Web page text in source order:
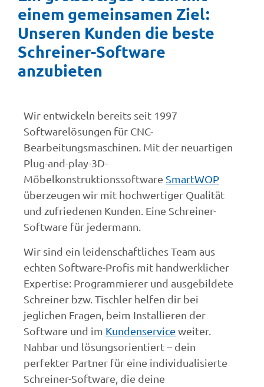
einem gemeinsamen Ziel:
Unseren Kunden die beste
Schreiner-Software
anzubieten
Wir entwickeln bereits seit 1997
Softwarelösungen für CNC-
Bearbeitungsmaschinen. Mit der neuartigen
Plug-and-play-3D-
Möbelkonstruktionssoftware SmartWOP
überzeugen wir mit hochwertiger Qualität
und zufriedenen Kunden. Eine Schreiner-
Software für jedermann.
Wir sind ein leidenschaftliches Team aus
echten Software-Profis mit handwerklicher
Expertise: Programmierer und ausgebildete
Schreiner bzw. Tischler helfen dir bei
jeglichen Fragen, beim Installieren der
Software und im Kundenservice weiter.
Nahbar und lösungsorientiert – dein
perfekter Partner für eine individualisierte
Schreiner-Software, die deine